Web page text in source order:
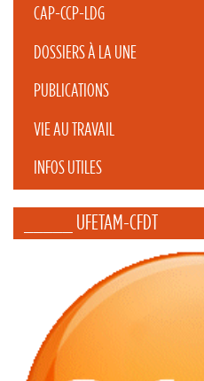
CAP-CCP-LDG
DOSSIERS À LA UNE
PUBLICATIONS
VIE AU TRAVAIL
INFOS UTILES
_____ UFETAM-CFDT